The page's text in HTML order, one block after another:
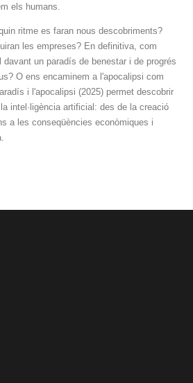
els humans.
ritme es faran nous descobriments?
les empreses? En definitiva, com
un paradís de benestar i de progrés
O ens encaminem a l'apocalipsi com
i l'apocalipsi (2025) permet descobrir
intel·ligència artificial: des de la creació
a les conseqüències econòmiques i